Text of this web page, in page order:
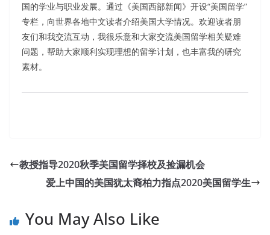
国的学业与职业发展。通过《美国西部新闻》开设“美国留学”
专栏，向世界各地中文读者介绍美国大学情况。欢迎读者朋
友们和我交流互动，我很乐意和大家交流美国留学相关疑难
问题，帮助大家顺利实现理想的留学计划，也丰富我的研究
素材。
教授指导2020秋季美国留学择校及捡漏机会
爱上中国的美国犹太裔柏力指点2020美国留学生
You May Also Like